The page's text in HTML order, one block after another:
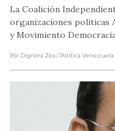
La Coalición
organizaciones políticas
y Movimiento
Por Dignora Zea / Política Venezuela